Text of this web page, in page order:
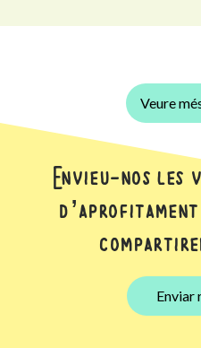
Veure
Envieu-nos les
Enviar